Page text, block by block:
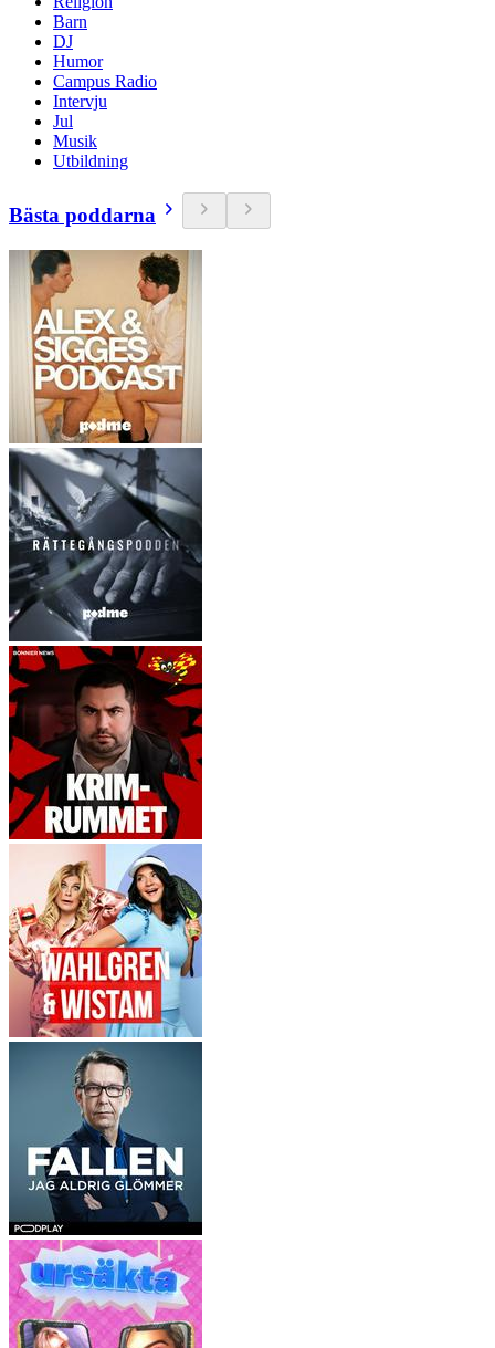
Barn
DJ
Humor
Campus Radio
Intervju
Jul
Musik
Utbildning
Bästa poddarna